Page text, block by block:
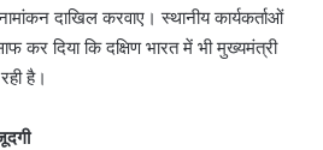
दाखिल करवाए। स्थानीय कार्यकर्ताओं
कर दिया कि दक्षिण भारत में भी मुख्यमंत्री
है।